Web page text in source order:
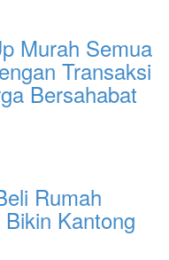
Murah Semua
Transaksi
Bersahabat
Rumah
Kantong